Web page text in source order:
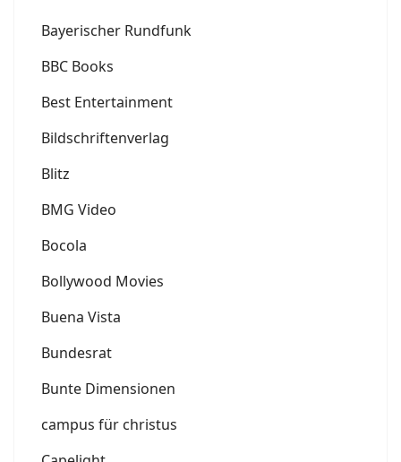
Bayerischer Rundfunk
BBC Books
Best Entertainment
Bildschriftenverlag
Blitz
BMG Video
Bocola
Bollywood Movies
Buena Vista
Bundesrat
Bunte Dimensionen
campus für christus